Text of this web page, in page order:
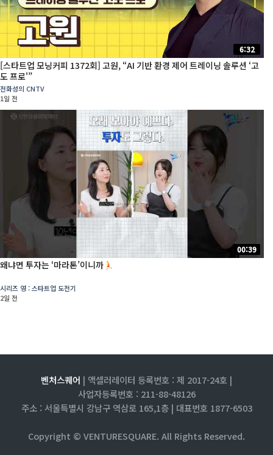
6:32
[스타트업 모닝커피 1372회] 고원, “AI 기반 환경 제어 트레이닝 솔루션 ‘고
도 프로'”
전화성의 CNTV
1일 전
00:39
왜냐면 투자는 ‘마라톤’이니까
시리즈 영 : 스타트업 도전기
2일 전
벤처스퀘어 | 액셀러레이터 등록번호 : 제 2017-24호 |
사업자등록번호 : 211-88-48126
주소 : 서울특별시 강남구 역삼로 165,1층 | 대표번호 1877-6503
Copyright © VENTURESQUARE. All Rights Reserved.